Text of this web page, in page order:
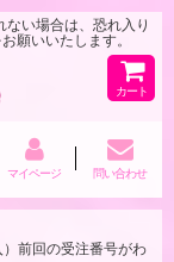
い場合は、恐れ入り
願いいたします。
カート
マイページ 問い合わせ
前回の受注番号がわ